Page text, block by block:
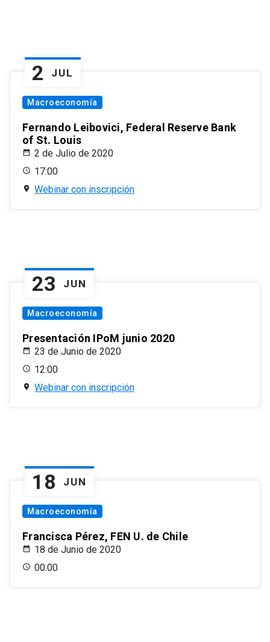
2 JUL
Macroeconomía
Fernando Leibovici, Federal Reserve Bank
of St. Louis
2 de Julio de 2020
17:00
Webinar con inscripción
23 JUN
Macroeconomía
Presentación IPoM junio 2020
23 de Junio de 2020
12:00
Webinar con inscripción
18 JUN
Macroeconomía
Francisca Pérez, FEN U. de Chile
18 de Junio de 2020
00:00